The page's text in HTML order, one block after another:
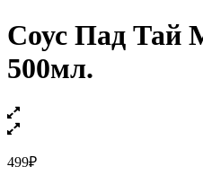
Соус Пад Тай
500мл.
499₽